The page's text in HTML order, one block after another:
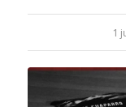
1